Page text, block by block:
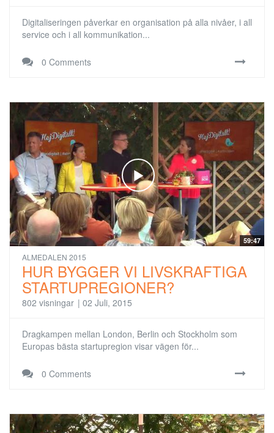
Digitaliseringen påverkar en organisation på alla nivåer, i all
service och i all kommunikation...
0 Comments
59:47
ALMEDALEN 2015
HUR BYGGER VI LIVSKRAFTIGA
STARTUPREGIONER?
802 visningar | 02 Juli, 2015
Dragkampen mellan London, Berlin och Stockholm som
Europas bästa startupregion visar vägen för...
0 Comments